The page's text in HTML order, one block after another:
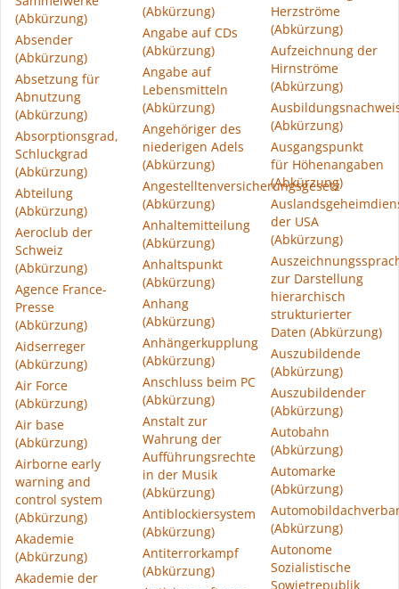
(Abkürzung)
Absender
(Abkürzung)
Absetzung für
Abnutzung
(Abkürzung)
Absorptionsgrad,
Schluckgrad
(Abkürzung)
Abteilung
(Abkürzung)
Aeroclub der
Schweiz
(Abkürzung)
Agence France-
Presse
(Abkürzung)
Aidserreger
(Abkürzung)
Air Force
(Abkürzung)
Air base
(Abkürzung)
Airborne early
warning and
control system
(Abkürzung)
Akademie
(Abkürzung)
Akademie der
(Abkürzung)
Angabe auf CDs
(Abkürzung)
Angabe auf
Lebensmitteln
(Abkürzung)
Angehöriger des
niederigen Adels
(Abkürzung)
Angestelltenversicherungsgesetz
(Abkürzung)
Anhaltemitteilung
(Abkürzung)
Anhaltspunkt
(Abkürzung)
Anhang
(Abkürzung)
Anhängerkupplung
(Abkürzung)
Anschluss beim PC
(Abkürzung)
Anstalt zur
Wahrung der
Aufführungsrechte
in der Musik
(Abkürzung)
Antiblockiersystem
(Abkürzung)
Antiterrorkampf
(Abkürzung)
Herzströme
(Abkürzung)
Aufzeichnung der
Hirnströme
(Abkürzung)
(Abkürzung)
Ausgangspunkt
für Höhenangaben
(Abkürzung)
der USA
(Abkürzung)
zur Darstellung
hierarchisch
strukturierter
Daten (Abkürzung)
Auszubildende
(Abkürzung)
Auszubildender
(Abkürzung)
Autobahn
(Abkürzung)
Automarke
(Abkürzung)
(Abkürzung)
Autonome
Sozialistische
Sowjetrepublik